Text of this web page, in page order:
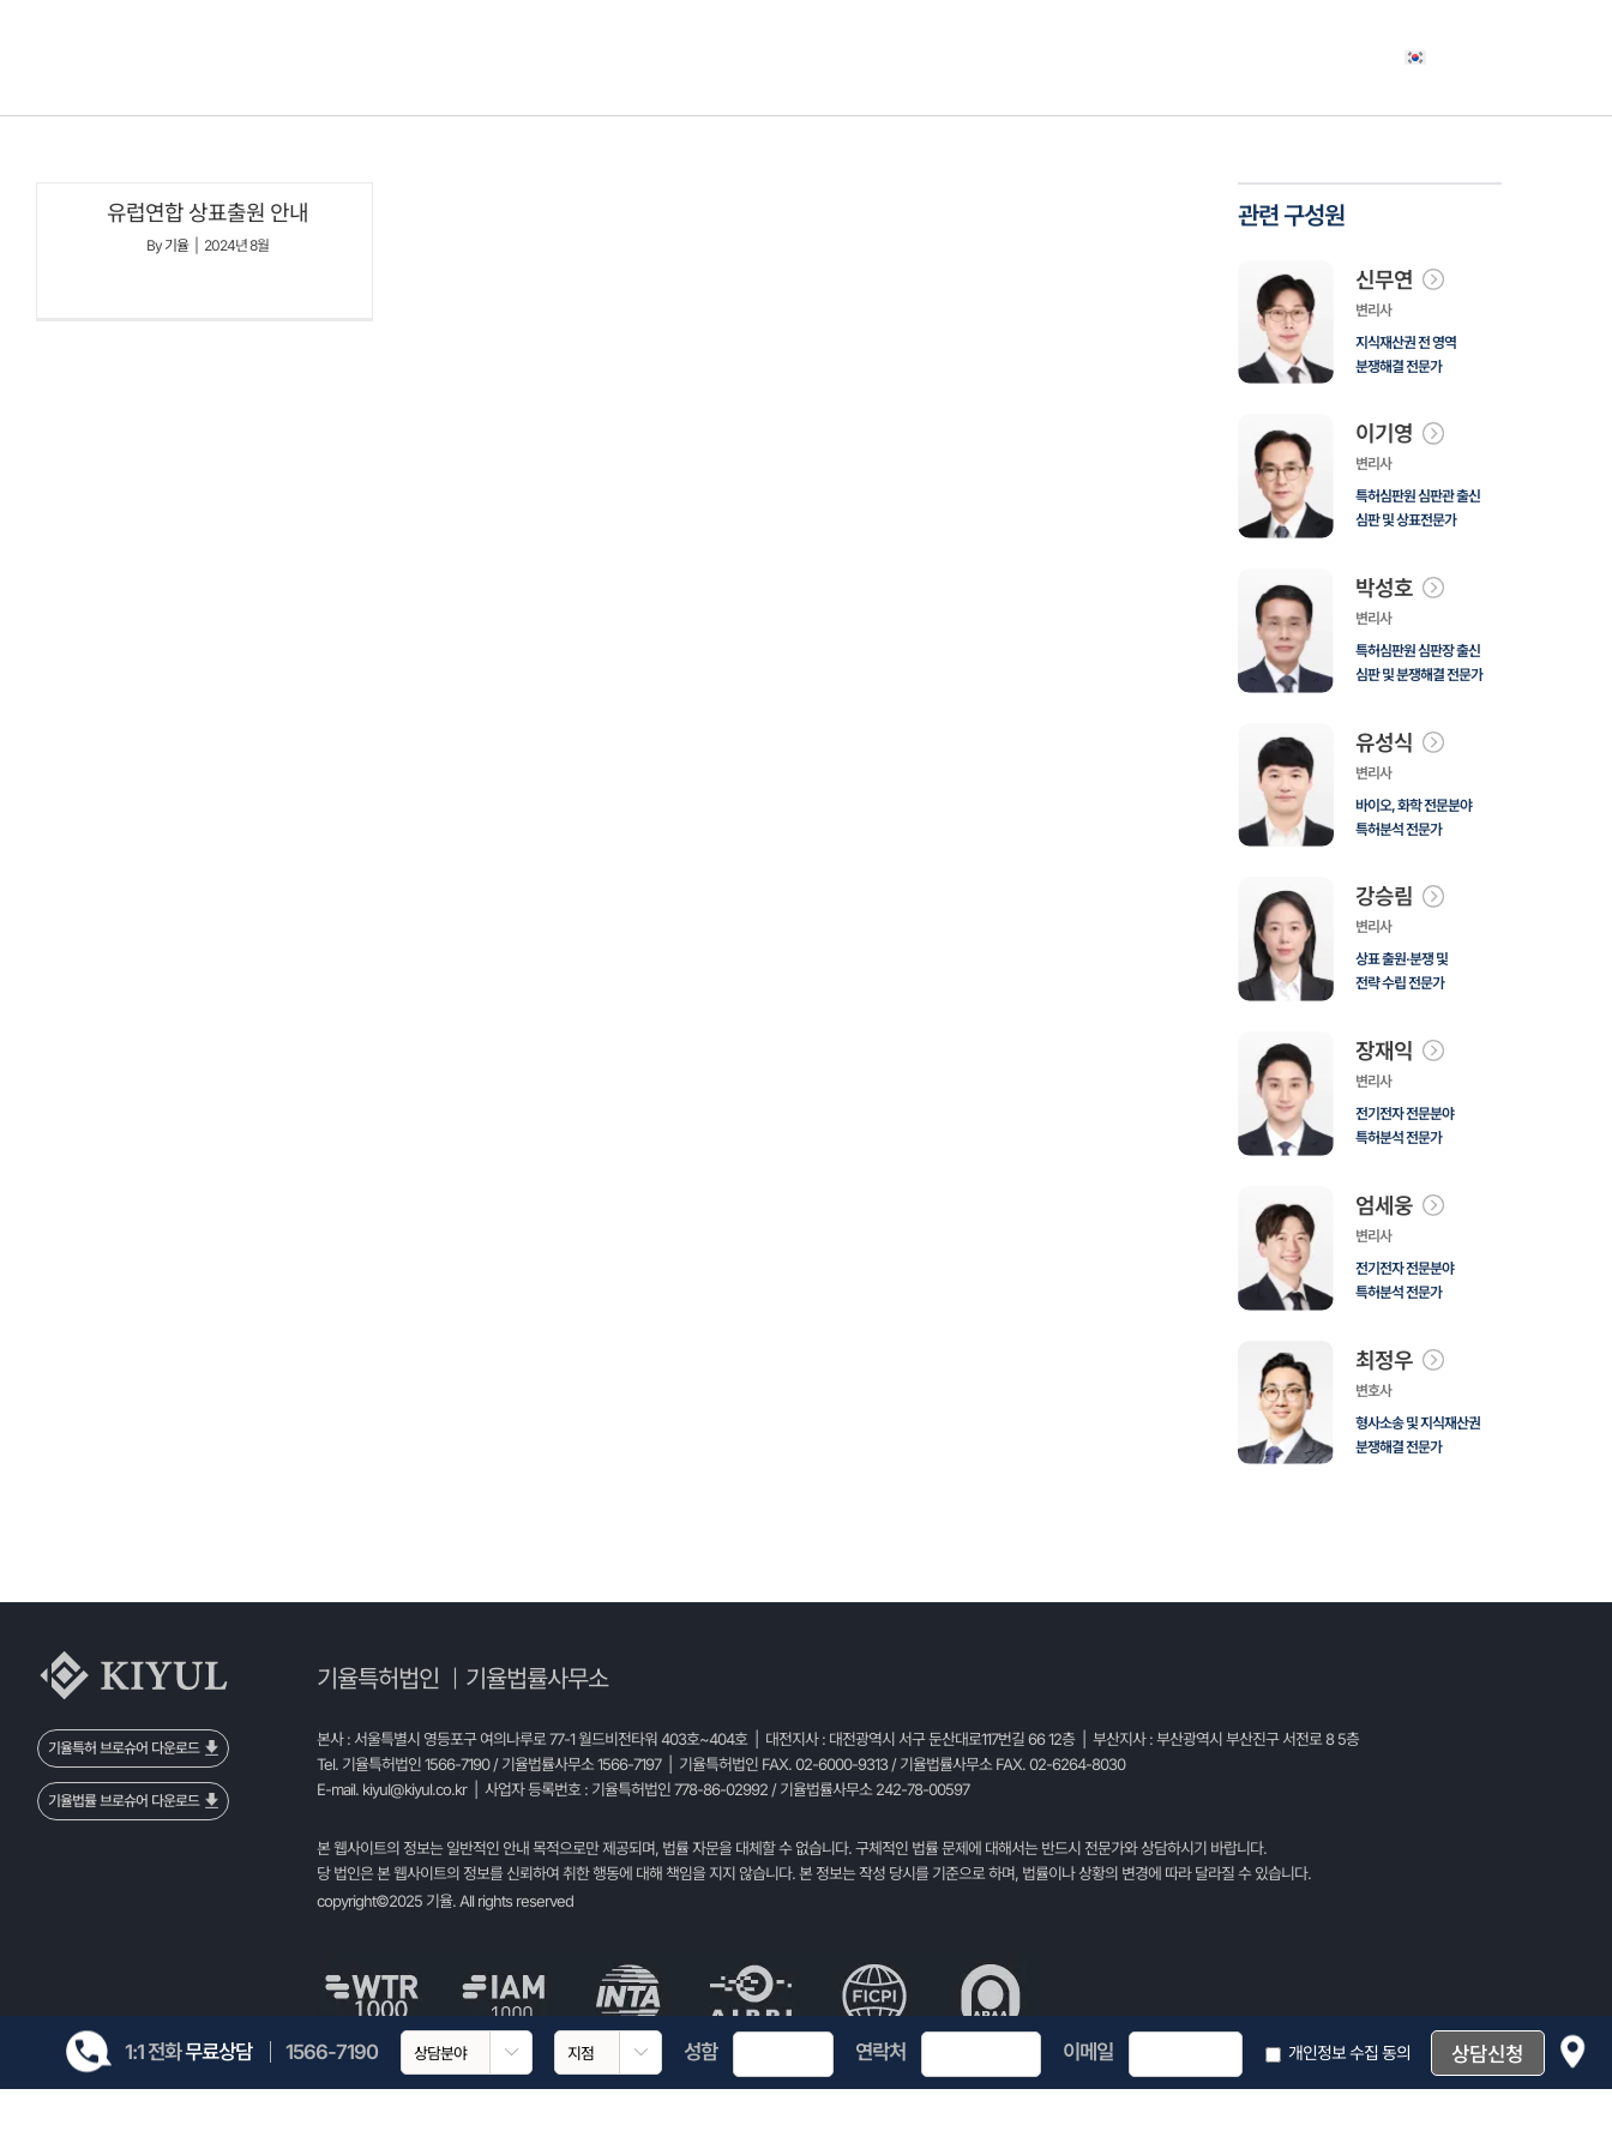
유럽연합 상표출원 안내
By기율 2024년 8월
관련 구성원
신무연
변리사
지식재산권 전 영역
분쟁해결 전문가
이기영
변리사
특허심판원 심판관 출신
심판 및 상표전문가
박성호
변리사
특허심판원 심판장 출신
심판 및 분쟁해결 전문가
유성식
변리사
바이오, 화학 전문분야
특허분석 전문가
강승림
변리사
상표 출원·분쟁 및
전략 수립 전문가
장재익
변리사
전기전자 전문분야
특허분석 전문가
엄세웅
변리사
전기전자 전문분야
특허분석 전문가
최정우
변호사
형사소송 및 지식재산권
분쟁해결 전문가
기율특허 브로슈어 다운로드
기율법률 브로슈어 다운로드
기율특허법인 기율법률사무소
본사 : 서울특별시 영등포구 여의나루로 77-1 월드비전타워 403호~404호 | 대전지사 : 대전광역시 서구 둔산대로117번길 66 12층 | 부산지사 : 부산광역시 부산진구 서전로 8 5층
Tel. 기율특허법인 1566-7190 / 기율법률사무소 1566-7197 | 기율특허법인 FAX. 02-6000-9313 / 기율법률사무소 FAX. 02-6264-8030
E-mail. kiyul@kiyul.co.kr| 사업자 등록번호 : 기율특허법인 778-86-02992 / 기율법률사무소 242-78-00597
본 웹사이트의 정보는 일반적인 안내 목적으로만 제공되며, 법률 자문을 대체할 수 없습니다. 구체적인 법률 문제에 대해서는 반드시 전문가와 상담하시기 바랍니다.
당 법인은 본 웹사이트의 정보를 신뢰하여 취한 행동에 대해 책임을 지지 않습니다. 본 정보는 작성 당시를 기준으로 하며, 법률이나 상황의 변경에 따라 달라질 수 있습니다.
copyright©2025 기율. All rights reserved
1:1 전화무료상담 1566-7190   성함 연락처 이메일 개인정보 수집 동의